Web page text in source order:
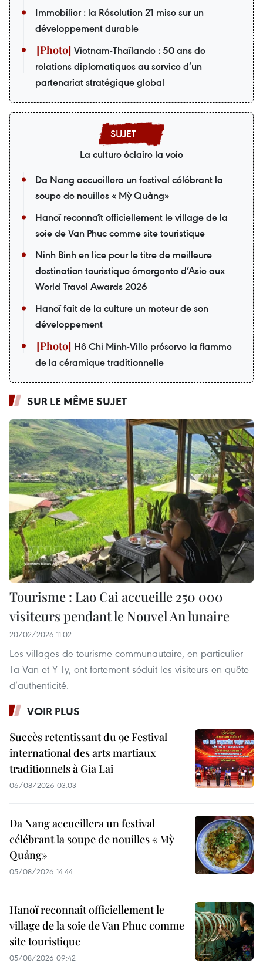
Immobilier : la Résolution 21 mise sur un
développement durable
Vietnam-Thaïlande : 50 ans de
relations diplomatiques au service d’un
partenariat stratégique global
La culture éclaire la voie
Da Nang accueillera un festival célébrant la
soupe de nouilles « Mỳ Quảng»
Hanoï reconnaît officiellement le village de la
soie de Van Phuc comme site touristique
Ninh Binh en lice pour le titre de meilleure
destination touristique émergente d’Asie aux
World Travel Awards 2026
Hanoï fait de la culture un moteur de son
développement
Hô Chi Minh-Ville préserve la flamme
de la céramique traditionnelle
SUR LE MÊME SUJET
Tourisme : Lao Cai accueille 250 000
visiteurs pendant le Nouvel An lunaire
20/02/2026 11:02
Les villages de tourisme communautaire, en particulier
Ta Van et Y Ty, ont fortement séduit les visiteurs en quête
d’authenticité.
VOIR PLUS
Succès retentissant du 9e Festival
international des arts martiaux
traditionnels à Gia Lai
06/08/2026 03:03
Da Nang accueillera un festival
célébrant la soupe de nouilles « Mỳ
Quảng»
05/08/2026 14:44
Hanoï reconnaît officiellement le
village de la soie de Van Phuc comme
site touristique
05/08/2026 09:42